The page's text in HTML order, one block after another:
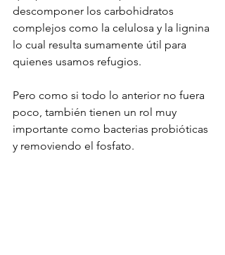
descomponer los carbohidratos
complejos como la celulosa y la lignina
lo cual resulta sumamente útil para
quienes usamos refugios.
Pero como si todo lo anterior no fuera
poco, también tienen un rol muy
importante como bacterias probióticas
y removiendo el fosfato.